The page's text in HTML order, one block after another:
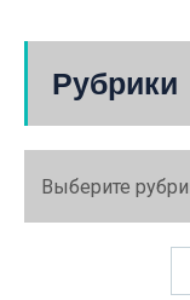
Рубрики